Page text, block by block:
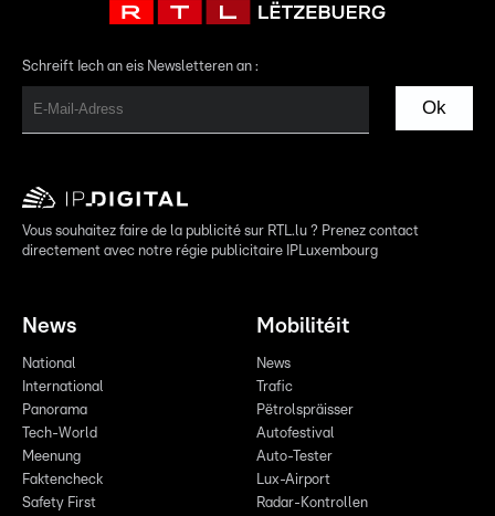
Schreift Iech an eis Newsletteren an :
Ok
Vous souhaitez faire de la publicité sur RTL.lu ? Prenez contact
directement avec notre régie publicitaire IPLuxembourg
News
National
International
Panorama
Tech-World
Meenung
Faktencheck
Safety First
Mobilitéit
News
Trafic
Pëtrolspräisser
Autofestival
Auto-Tester
Lux-Airport
Radar-Kontrollen